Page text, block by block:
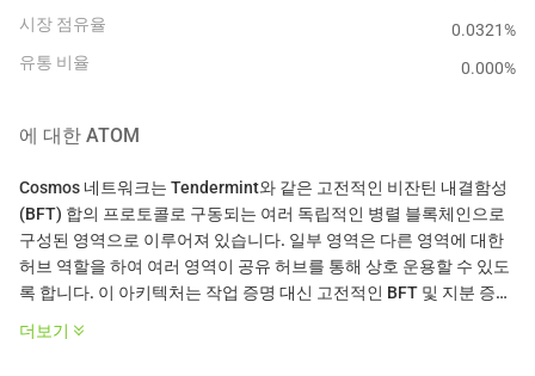
시장 점유율
0.0321%
유통 비율
0.000%
에 대한 ATOM
Cosmos 네트워크는 Tendermint와 같은 고전적인 비잔틴 내결함성
(BFT) 합의 프로토콜로 구동되는 여러 독립적인 병렬 블록체인으로
구성된 영역으로 이루어져 있습니다. 일부 영역은 다른 영역에 대한
허브 역할을 하여 여러 영역이 공유 허브를 통해 상호 운용할 수 있도
록 합니다. 이 아키텍처는 작업 증명 대신 고전적인 BFT 및 지분 증명
는 여러 다른 애플리케이션 및 암호화폐와 상호 운용할 수 있습니다.
더보기